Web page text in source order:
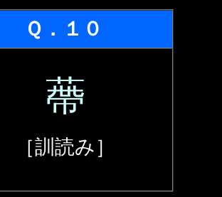
Ｑ．１０
蔕
［訓読み］